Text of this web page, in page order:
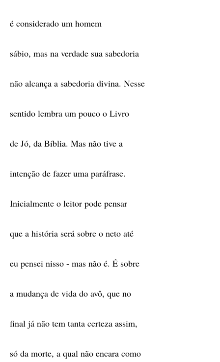
é considerado um homem
sábio, mas na verdade sua sabedoria
não alcança a sabedoria divina. Nesse
sentido lembra um pouco o Livro
de Jó, da Bíblia. Mas não tive a
intenção de fazer uma paráfrase.
Inicialmente o leitor pode pensar
que a história será sobre o neto até
eu pensei nisso - mas não é. É sobre
a mudança de vida do avô, que no
final já não tem tanta certeza assim,
só da morte, a qual não encara como